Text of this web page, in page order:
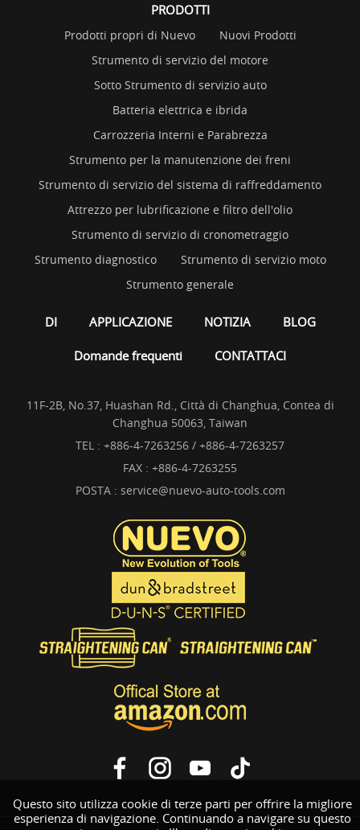
Questo sito utilizza cookie di terze parti per offrire la migliore
esperienza di navigazione. Continuando a navigare su questo
PRODOTTI
Prodotti propri di Nuevo
Nuovi Prodotti
Strumento di servizio del motore
Sotto Strumento di servizio auto
Batteria elettrica e ibrida
Carrozzeria Interni e Parabrezza
Strumento per la manutenzione dei freni
Strumento di servizio del sistema di raffreddamento
Attrezzo per lubrificazione e filtro dell'olio
Strumento di servizio di cronometraggio
Strumento diagnostico
Strumento di servizio moto
Strumento generale
DI APPLICAZIONE NOTIZIA BLOG
Domande frequenti CONTATTACI
11F-2B, No.37, Huashan Rd., Città di Changhua, Contea di
Changhua 50063, Taiwan
TEL : +886-4-7263256 / +886-4-7263257
FAX : +886-4-7263255
POSTA : service@nuevo-auto-tools.com